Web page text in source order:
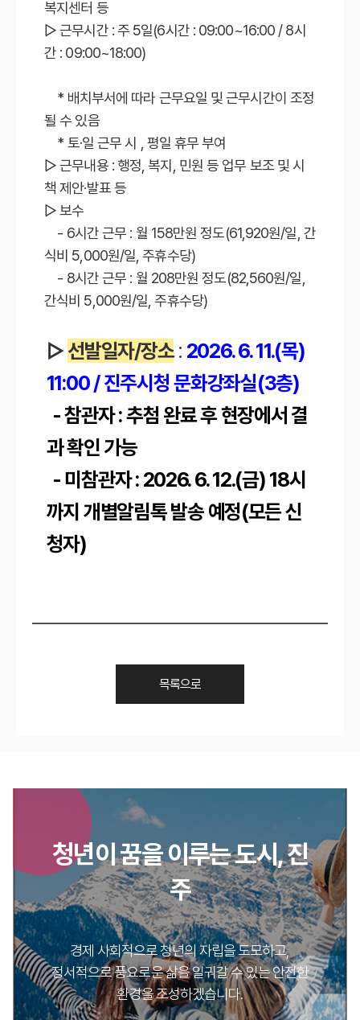
복지센터 등
▷ 근무시간 : 주 5일(6시간 : 09:00~16:00 / 8시
간 : 09:00~18:00)
* 배치부서에 따라 근무요일 및 근무시간이 조정
될 수 있음
* 토·일 근무 시 , 평일 휴무 부여
▷ 근무내용 : 행정, 복지, 민원 등 업무 보조 및 시
책 제안·발표 등
▷ 보수
- 6시간 근무 : 월 158만원 정도(61,920원/일, 간
식비 5,000원/일, 주휴수당)
- 8시간 근무 : 월 208만원 정도(82,560원/일,
간식비 5,000원/일, 주휴수당)
▷선발일자/장소: 2026. 6. 11.(목)
11:00 / 진주시청 문화강좌실(3층)
- 참관자 : 추첨 완료 후 현장에서 결
과 확인 가능
- 미참관자 : 2026. 6. 12.(금) 18시
까지 개별알림톡 발송 예정(모든 신
청자)
목록으로
청년이 꿈을 이루는 도시, 진
주
경제 사회적으로 청년의 자립을 도모하고,
정서적으로 풍요로운 삶을 일궈갈 수 있는 안전한
환경을 조성하겠습니다.